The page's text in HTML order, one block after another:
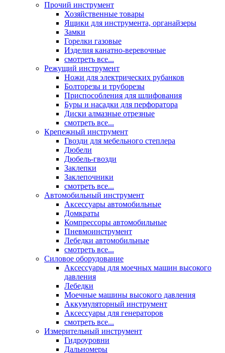
Прочий инструмент
Хозяйственные товары
Ящики для инструмента, органайзеры
Замки
Горелки газовые
Изделия канатно-веревочные
смотреть все...
Режущий инструмент
Ножи для электрических рубанков
Болторезы и труборезы
Приспособления для шлифования
Буры и насадки для перфоратора
Диски алмазные отрезные
смотреть все...
Крепежный инструмент
Гвозди для мебельного степлера
Дюбели
Дюбель-гвозди
Заклепки
Заклепочники
смотреть все...
Автомобильный инструмент
Аксессуары автомобильные
Домкраты
Компрессоры автомобильные
Пневмоинструмент
Лебедки автомобильные
смотреть все...
Силовое оборудование
Аксессуары для моечных машин высокого
давления
Лебедки
Моечные машины высокого давления
Аккумуляторный инструмент
Аксессуары для генераторов
смотреть все...
Измерительный инструмент
Гидроуровни
Дальномеры